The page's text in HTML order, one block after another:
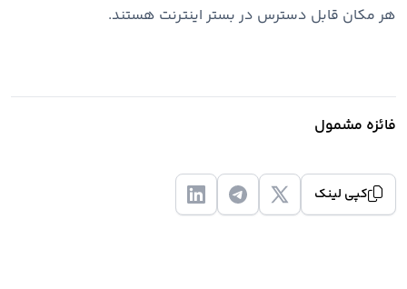
هر مکان قابل دسترس در بستر اینترنت هستند.
فائزه مشمول
کپی لینک